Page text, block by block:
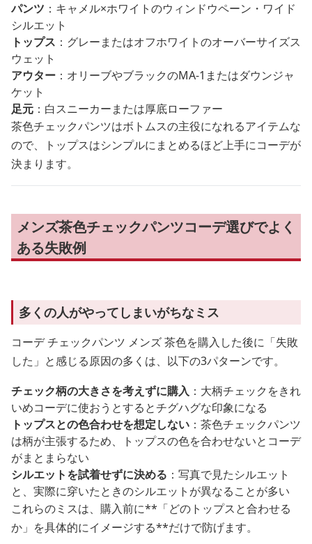
パンツ ：キャメル×ホワイトのウィンドウペーン・ワイド
シルエット
トップス ：グレーまたはオフホワイトのオーバーサイズス
ウェット
アウター ：オリーブやブラックのMA-1またはダウンジャ
ケット
足元 ：白スニーカーまたは厚底ローファー
茶色チェックパンツはボトムスの主役になれるアイテムな
ので、トップスはシンプルにまとめるほど上手にコーデが
決まります。
メンズ茶色チェックパンツコーデ選びでよく
ある失敗例
多くの人がやってしまいがちなミス
コーデ チェックパンツ メンズ 茶色を購入した後に「失敗
した」と感じる原因の多くは、以下の3パターンです。
チェック柄の大きさを考えずに購入 ：大柄チェックをきれ
いめコーデに使おうとするとチグハグな印象になる
トップスとの色合わせを想定しない ：茶色チェックパンツ
は柄が主張するため、トップスの色を合わせないとコーデ
がまとまらない
シルエットを試着せずに決める ：写真で見たシルエット
と、実際に穿いたときのシルエットが異なることが多い
これらのミスは、購入前に**「どのトップスと合わせる
か」を具体的にイメージする**だけで防げます。